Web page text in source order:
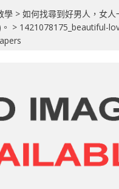
學 >如何找尋到好男人，女人
> 1421078175_beautiful-